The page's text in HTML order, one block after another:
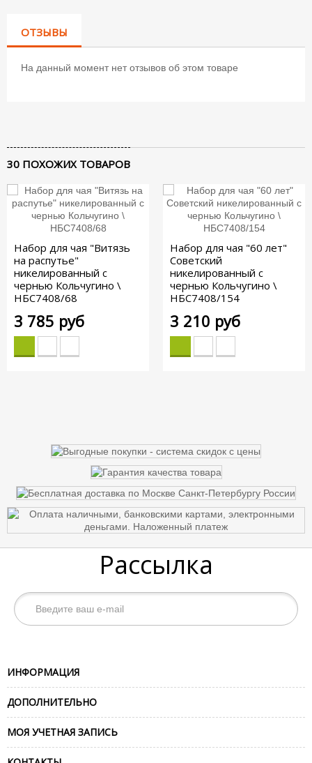
ОТЗЫВЫ
На данный момент нет отзывов об этом товаре
30 ПОХОЖИХ ТОВАРОВ
Набор для чая "Витязь
на распутье"
никелированный с
чернью Кольчугино \
НБС7408/68
3 785 руб
Набор для чая "60 лет"
Советский
никелированный с
чернью Кольчугино \
НБС7408/154
3 210 руб
Рассылка
ИНФОРМАЦИЯ
ДОПОЛНИТЕЛЬНО
МОЯ УЧЕТНАЯ ЗАПИСЬ